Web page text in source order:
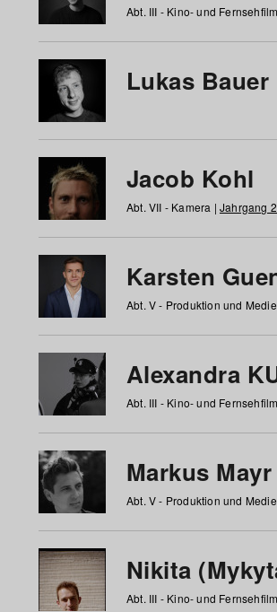
Abt. III - Kino- und
Lukas Bauer
Jacob Kohl
Abt. VII - Kamera | Jahrgang
Karsten
Abt. V - Produktion und
Alexandra
Abt. III - Kino- und
Markus Mayr
Abt. V - Produktion und
Nikita
Abt. III - Kino- und